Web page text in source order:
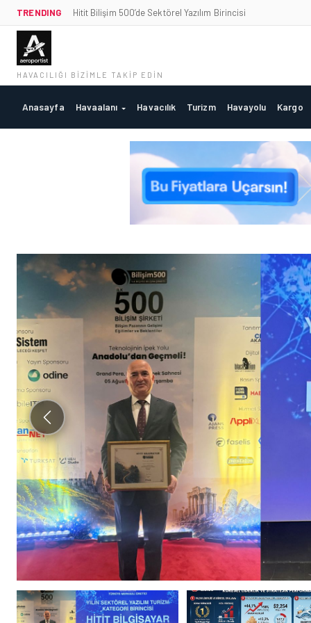
TRENDING Hitit Bilişim 500’de Sektörel Yazılım Birincisi
HAVACILIĞI BIZIMLE TAKIP EDIN
Anasayfa Havaalanı Havacılık Turizm Havayolu Kargo
KARGO HABERLERI